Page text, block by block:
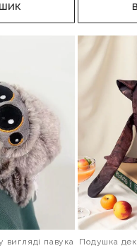
павука
Подушка